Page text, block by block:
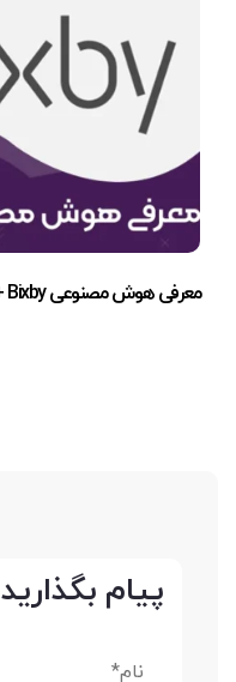
معرفی هوش مصنوعی Bixby + بررسی 6 قابلیت آن
پیام بگذارید